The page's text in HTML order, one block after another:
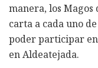
manera, los
carta a cada uno
poder participar
en Aldeatejada.